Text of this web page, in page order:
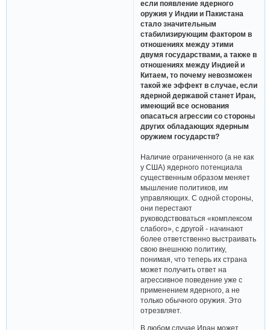
если появление ядерного
оружия у Индии и Пакистана
стало значительным
стабилизирующим фактором в
отношениях между этими
двумя государствами, а также в
отношениях между Индией и
Китаем, то почему невозможен
такой же эффект в случае, если
ядерной державой станет Иран,
имеющий все основания
опасаться агрессии со стороны
других обладающих ядерным
оружием государств?
Наличие ограниченного (а не как
у США) ядерного потенциала
существенным образом меняет
мышление политиков, им
управляющих. С одной стороны,
они перестают
руководствоваться «комплексом
слабого», с другой - начинают
более ответственно выстраивать
свою внешнюю политику,
понимая, что теперь их страна
может получить ответ на
агрессивное поведение уже с
применением ядерного, а не
только обычного оружия. Это
отрезвляет.
В любом случае Иран может